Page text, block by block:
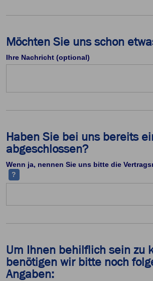
Möchten Sie uns schon
Ihre Nachricht (optional)
Haben Sie bei uns bereits
abgeschlossen?
Wenn ja, nennen Sie uns bitte die
?
Um Ihnen behilflich sein zu
benötigen wir bitte noch
Angaben: